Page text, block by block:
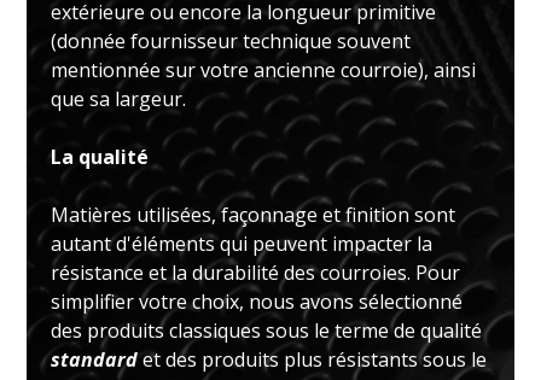
extérieure ou encore la longueur primitive
(donnée fournisseur technique souvent
mentionnée sur votre ancienne courroie), ainsi
que sa largeur.
La qualité
Matières utilisées, façonnage et finition sont
autant d'éléments qui peuvent impacter la
résistance et la durabilité des courroies. Pour
simplifier votre choix, nous avons sélectionné
des produits classiques sous le terme de qualité
standardet des produits plus résistants sous le